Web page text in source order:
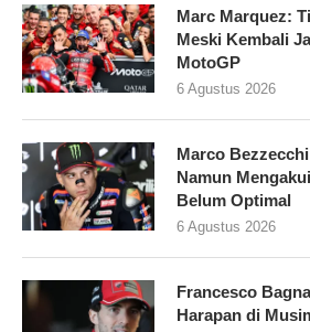
Marc Marquez:
Meski Kembali
MotoGP
6 Agustus 2026
Marco
Namun
Belum Optimal
6 Agustus 2026
Francesco
Harapan di